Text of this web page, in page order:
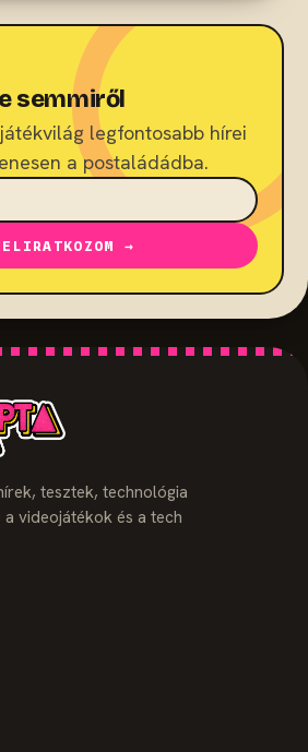
semmiről
legfontosabb hírei
a postaládádba.
→
tesztek, technológia
videojátékok és a tech